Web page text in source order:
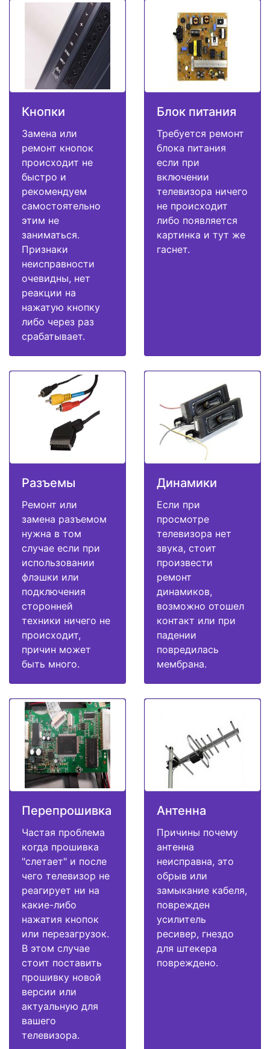
Кнопки
Замена или
ремонт кнопок
происходит не
быстро и
рекомендуем
самостоятельно
этим не
заниматься.
Признаки
неисправности
очевидны, нет
реакции на
нажатую кнопку
либо через раз
срабатывает.
Блок питания
Требуется ремонт
блока питания
если при
включении
телевизора ничего
не происходит
либо появляется
картинка и тут же
гаснет.
Разъемы
Ремонт или
замена разъемом
нужна в том
случае если при
использовании
флэшки или
подключения
сторонней
техники ничего не
происходит,
причин может
быть много.
Динамики
Если при
просмотре
телевизора нет
звука, стоит
произвести
ремонт
динамиков,
возможно отошел
контакт или при
падении
повредилась
мембрана.
Перепрошивка
Частая проблема
когда прошивка
"слетает" и после
чего телевизор не
реагирует ни на
какие-либо
нажатия кнопок
или перезагрузок.
В этом случае
стоит поставить
прошивку новой
версии или
актуальную для
вашего
телевизора.
Антенна
Причины почему
антенна
неисправна, это
обрыв или
замыкание кабеля,
поврежден
усилитель
ресивер, гнездо
для штекера
повреждено.